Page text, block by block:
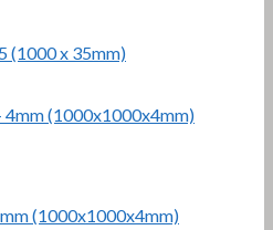
(1000 x 35mm)
(1000x1000x4mm)